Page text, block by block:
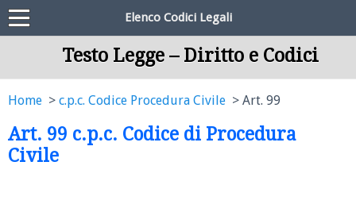
Elenco Codici Legali
Testo Legge – Diritto e Codici
Home c.p.c. Codice Procedura Civile Art. 99
Art. 99 c.p.c. Codice di Procedura
Civile